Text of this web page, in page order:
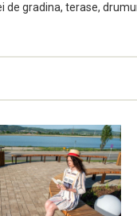
gradina, terase,